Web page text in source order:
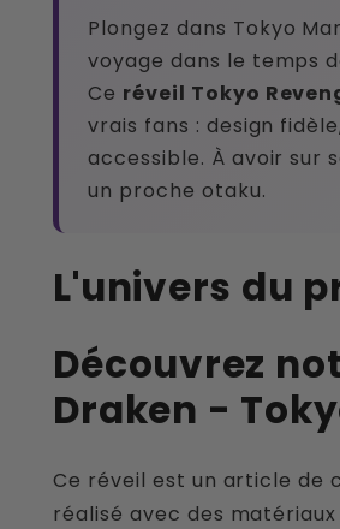
Plongez dans Tokyo
voyage dans le temps
Ce réveil Tokyo
vrais fans : design
accessible. À avoir sur
un proche otaku.
L'univers du
Découvrez
Draken -
Ce réveil est un article de
réalisé avec des